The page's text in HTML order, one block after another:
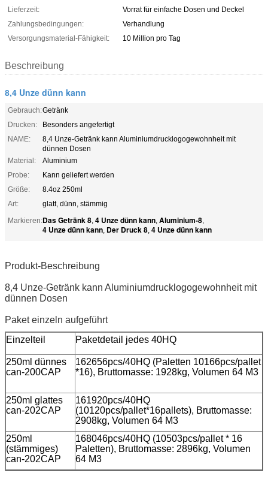
Lieferzeit:
Vorrat für einfache Dosen und Deckel
Zahlungsbedingungen:
Verhandlung
Versorgungsmaterial-Fähigkeit:
10 Million pro Tag
Beschreibung
8,4 Unze dünn kann
Gebrauch:Getränk
Drucken:
Besonders angefertigt
NAME:
8,4 Unze-Getränk kann Aluminiumdrucklogogewohnheit mit
dünnen Dosen
Material:
Aluminium
Probe:
Kann geliefert werden
Größe:
8.4oz 250ml
Art:
glatt, dünn, stämmig
Markieren:Das Getränk 8, 4 Unze dünn kann, Aluminium-8,
4 Unze dünn kann, Der Druck 8, 4 Unze dünn kann
Produkt-Beschreibung
8,4 Unze-Getränk kann Aluminiumdrucklogogewohnheit mit
dünnen Dosen
Paket einzeln aufgeführt
Einzelteil
Paketdetail jedes 40HQ
250ml dünnes
can-200CAP
162656pcs/40HQ (Paletten 10166pcs/pallet
*16), Bruttomasse: 1928kg, Volumen 64 M3
250ml glattes
can-202CAP
161920pcs/40HQ
(10120pcs/pallet*16pallets), Bruttomasse:
2908kg, Volumen 64 M3
250ml
(stämmiges)
can-202CAP
168046pcs/40HQ (10503pcs/pallet * 16
Paletten), Bruttomasse: 2896kg, Volumen
64 M3